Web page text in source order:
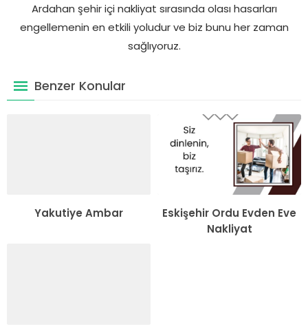
Ardahan şehir içi nakliyat sırasında olası hasarları
engellemenin en etkili yoludur ve biz bunu her zaman
sağlıyoruz.
Benzer Konular
Yakutiye Ambar
Eskişehir Ordu Evden Eve
Nakliyat